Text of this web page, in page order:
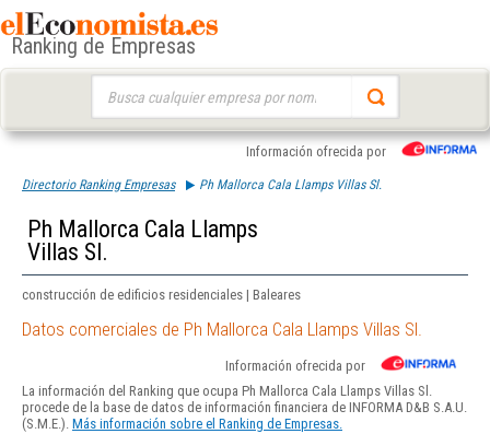
Ranking de Empresas
Información ofrecida por
Directorio Ranking Empresas Ph Mallorca Cala Llamps Villas Sl.
Ph Mallorca Cala Llamps
Villas Sl.
construcción de edificios residenciales | Baleares
Datos comerciales de Ph Mallorca Cala Llamps Villas Sl.
Información ofrecida por
La información del Ranking que ocupa Ph Mallorca Cala Llamps Villas Sl.
procede de la base de datos de información financiera de INFORMA D&B S.A.U.
(S.M.E.). Más información sobre el Ranking de Empresas.